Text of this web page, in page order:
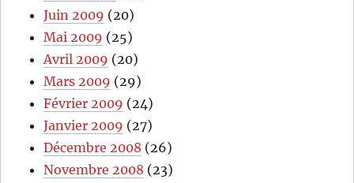
Juin 2009 (20)
Mai 2009 (25)
Avril 2009 (20)
Mars 2009 (29)
Février 2009 (24)
Janvier 2009 (27)
Décembre 2008 (26)
Novembre 2008 (23)